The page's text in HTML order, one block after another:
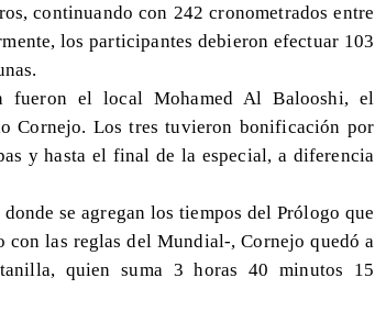
continuando con 242 cronometrados entre
los participantes debieron efectuar 103
fueron el local Mohamed Al Balooshi, el
Cornejo. Los tres tuvieron bonificación por
y hasta el final de la especial, a diferencia
se agregan los tiempos del Prólogo que
las reglas del Mundial-, Cornejo quedó a
quien suma 3 horas 40 minutos 15